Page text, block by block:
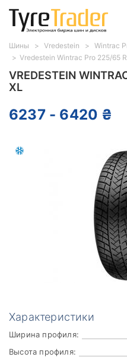
VREDESTEIN
XL
6237 - 6420 ₴
Характеристики
Ширина профиля:
Высота профиля:
Шины Vredestein
Wintrac
Vredestein Wintrac Pro 225/65